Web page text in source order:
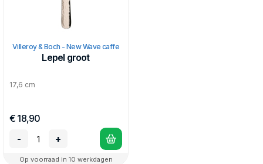
Villeroy & Boch - New Wave caffe
Lepel groot
17,6 cm
€ 18,90
-
+
Op voorraad in 10 werkdagen